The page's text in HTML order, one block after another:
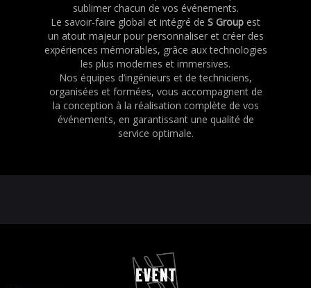
sublimer chacun de vos événements.
Le savoir-faire global et intégré de S Group est
un atout majeur pour personnaliser et créer des
expériences mémorables, grâce aux technologies
les plus modernes et immersives.
Nos équipes d’ingénieurs et de techniciens,
organisées et formées, vous accompagnent de
la conception à la réalisation complète de vos
événements, en garantissant une qualité de
service optimale.